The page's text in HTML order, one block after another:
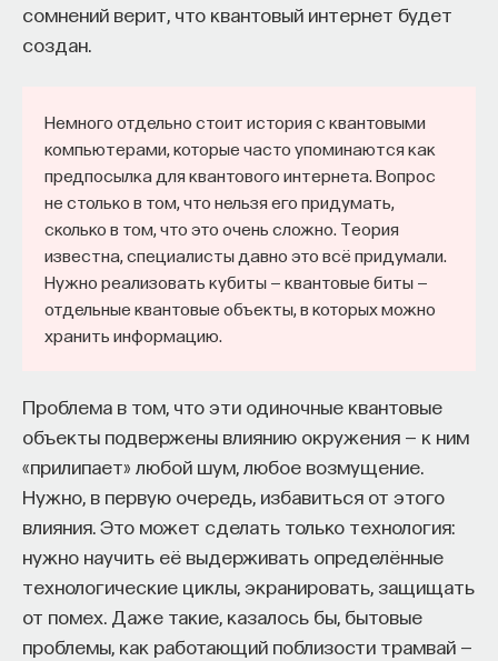
сомнений верит, что квантовый интернет будет
создан.
Немного отдельно стоит история с квантовыми
компьютерами, которые часто упоминаются как
предпосылка для квантового интернета. Вопрос
не столько в том, что нельзя его придумать,
сколько в том, что это очень сложно. Теория
известна, специалисты давно это всё придумали.
Нужно реализовать кубиты — квантовые биты —
отдельные квантовые объекты, в которых можно
хранить информацию.
Проблема в том, что эти одиночные квантовые
объекты подвержены влиянию окружения — к ним
«прилипает» любой шум, любое возмущение.
Нужно, в первую очередь, избавиться от этого
влияния. Это может сделать только технология:
нужно научить её выдерживать определённые
технологические циклы, экранировать, защищать
от помех. Даже такие, казалось бы, бытовые
проблемы, как работающий поблизости трамвай —